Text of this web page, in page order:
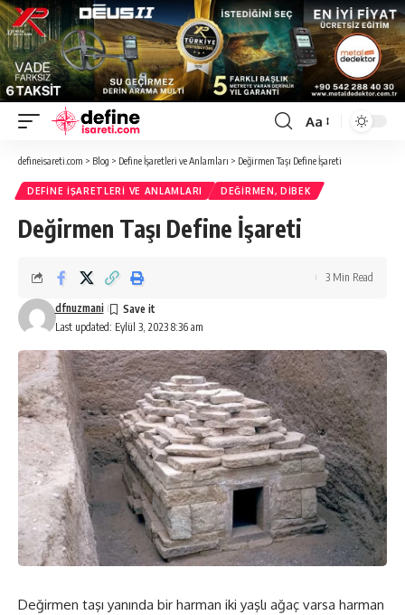
Font
Resizer
Aa
defineisareti.com > Blog > Define İşaretleri ve Anlamları > Değirmen Taşı Define İşareti
DEFINE İŞARETLERI VE ANLAMLARI DEĞIRMEN, DIBEK
Değirmen Taşı Define İşareti
Last updated: Eylül 3, 2023 8:36 am
dfnuzmani
3 Min Read
Değirmen taşı yanında bir harman iki yaşlı ağaç varsa harman